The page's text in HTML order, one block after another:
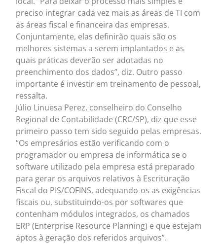
preciso integrar cada vez mais as áreas de TI com
as áreas fiscal e financeira das empresas.
Conjuntamente, elas definirão quais são os
melhores sistemas a serem implantados e as
quais práticas deverão ser adotadas no
preenchimento dos dados”, diz. Outro passo
importante é investir em treinamento de pessoal,
ressalta.
Júlio Linuesa Perez, conselheiro do Conselho
Regional de Contabilidade (CRC/SP), diz que esse
primeiro passo tem sido seguido pelas empresas.
“Os empresários estão verificando com o
programador ou empresa de informática se o
software utilizado pela empresa está preparado
para gerar os arquivos relativos à Escrituração
Fiscal do PIS/COFINS, adequando-os as exigências
fiscais ou, substituindo-os por softwares que
contenham módulos integrados, os chamados
ERP (Enterprise Resource Planning) e que estejam
aptos à geração dos referidos arquivos”.